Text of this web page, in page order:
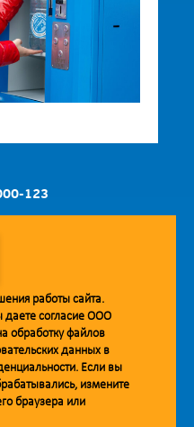
123
Vodorobot
работы сайта.
даете согласие ООО
обработку файлов
данных в
. Если вы
измените
браузера или